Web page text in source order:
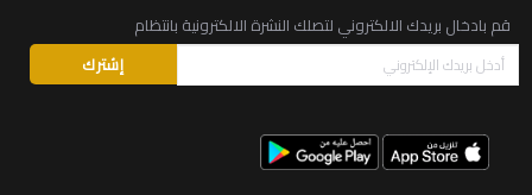
قم بادخال بريدك الالكتروني لتصلك النشرة الالكترونية بانتظام